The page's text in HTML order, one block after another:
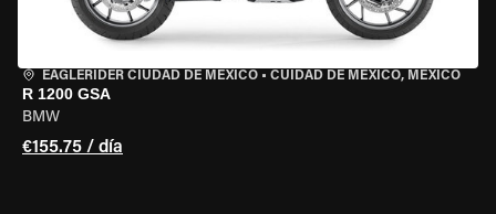
EAGLERIDER CIUDAD DE MÉXICO • CUIDAD DE MEXICO, MEXICO
R 1200 GSA
BMW
€155.75 / día